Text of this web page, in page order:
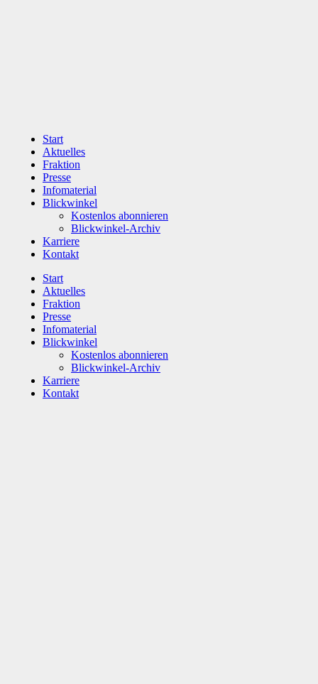
Start
Aktuelles
Fraktion
Presse
Infomaterial
Blickwinkel
Kostenlos abonnieren
Blickwinkel-Archiv
Karriere
Kontakt
Start
Aktuelles
Fraktion
Presse
Infomaterial
Blickwinkel
Kostenlos abonnieren
Blickwinkel-Archiv
Karriere
Kontakt